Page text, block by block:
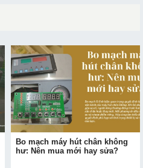
Bo mạch máy hút chân không
hư: Nên mua mới hay sửa?